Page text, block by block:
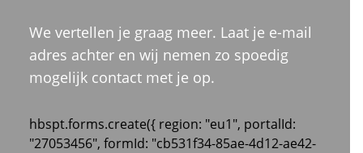
We vertellen je graag meer. Laat je e-mail
adres achter en wij nemen zo spoedig
mogelijk contact met je op.
hbspt.forms.create({ region: "eu1", portalId:
"27053456", formId: "cb531f34-85ae-4d12-ae42-